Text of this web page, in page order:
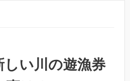
い川の遊漁券